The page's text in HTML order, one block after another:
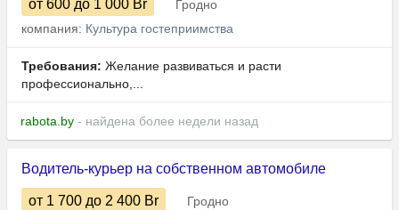
от 600 до 1 000 Br
Гродно
компания: Культура гостеприимства
Требования: Желание развиваться и расти
профессионально,...
rabota.by - найдена более недели назад
Водитель-курьер на собственном автомобиле
от 1 700 до 2 400 Br
Гродно